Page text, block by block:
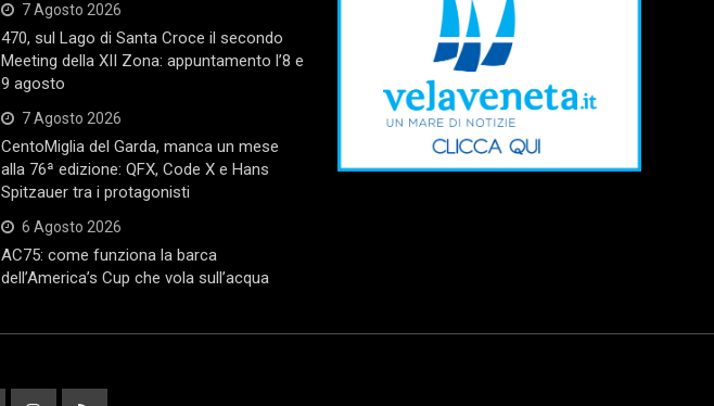
7 Agosto 2026
470, sul Lago di Santa Croce il secondo
Meeting della XII Zona: appuntamento l’8 e
9 agosto
7 Agosto 2026
CentoMiglia del Garda, manca un mese
alla 76ª edizione: QFX, Code X e Hans
Spitzauer tra i protagonisti
6 Agosto 2026
AC75: come funziona la barca
dell’America’s Cup che vola sull’acqua